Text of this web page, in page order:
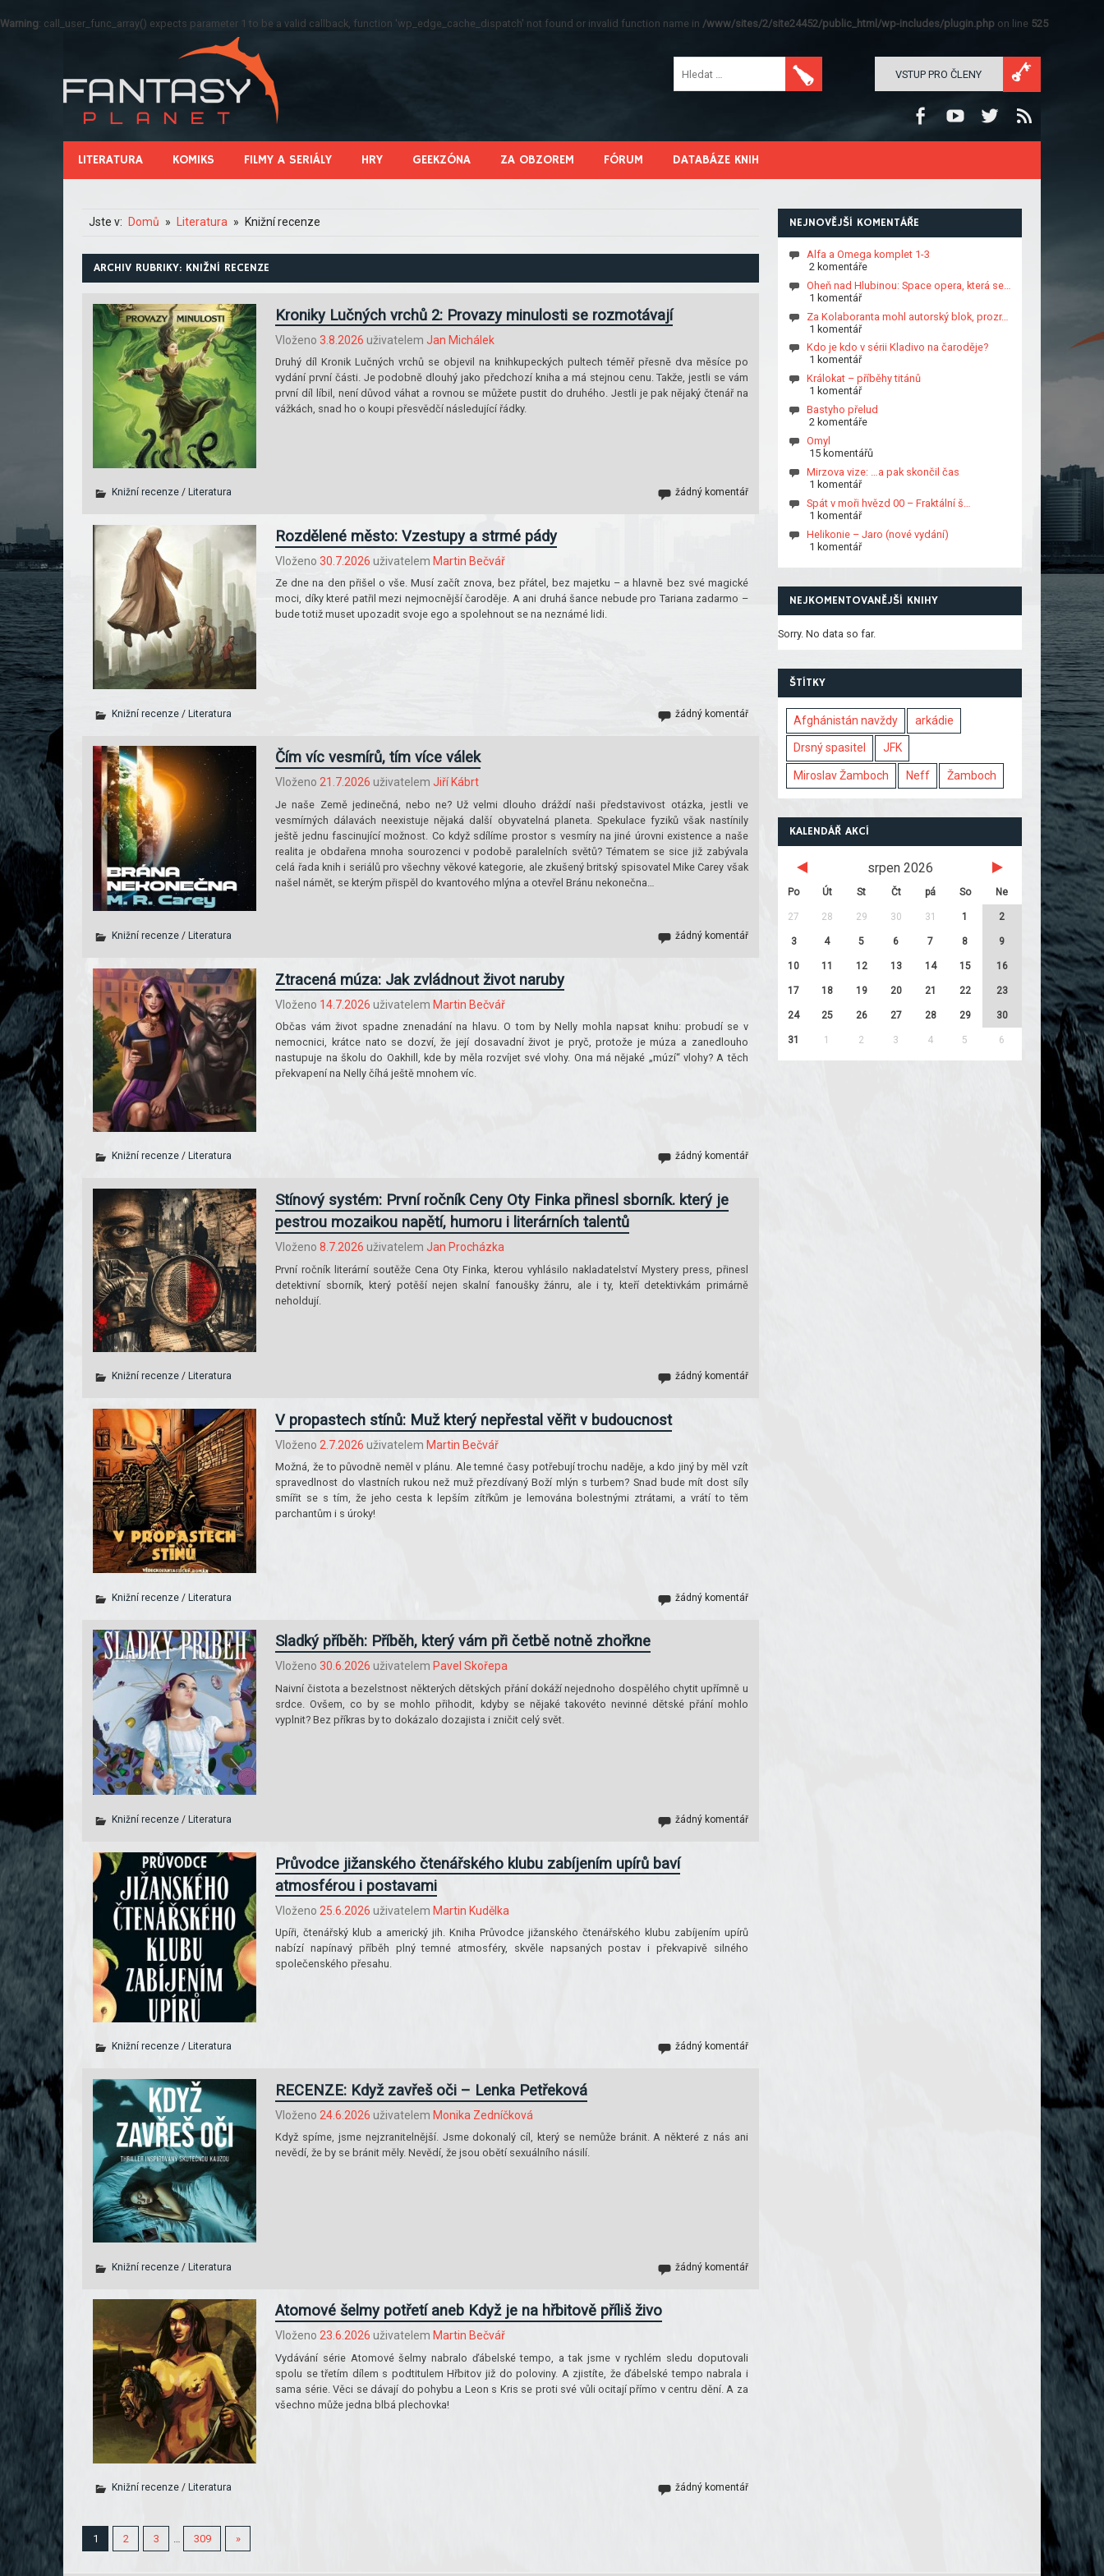
Warning: call_user_func_array() expects parameter 1 to be a valid callback, function 'wp_edge_cache_dispatch' not found or invalid function name in /www/sites/2/site24452/public_html/wp-includes/plugin.php on line 525
VSTUP PRO ČLENY
LITERATURA KOMIKS FILMY A SERIÁLY HRY GEEKZÓNA ZA OBZOREM FÓRUM DATABÁZE KNIH
Jste v: Domů Literatura Knižní recenze
ARCHIV RUBRIKY: KNIŽNÍ RECENZE
Kroniky Lučných vrchů 2: Provazy minulosti se rozmotávají
Vloženo3.8.2026 uživatelemJan Michálek
Druhý díl Kronik Lučných vrchů se objevil na knihkupeckých pultech téměř přesně dva měsíce po
vydání první části. Je podobně dlouhý jako předchozí kniha a má stejnou cenu. Takže, jestli se vám
první díl líbil, není důvod váhat a rovnou se můžete pustit do druhého. Jestli je pak nějaký čtenář na
vážkách, snad ho o koupi přesvědčí následující řádky.
Knižní recenze/ Literatura žádný komentář
Rozdělené město: Vzestupy a strmé pády
Vloženo30.7.2026 uživatelem Martin Bečvář
Ze dne na den přišel o vše. Musí začít znova, bez přátel, bez majetku – a hlavně bez své magické
moci, díky které patřil mezi nejmocnější čaroděje. A ani druhá šance nebude pro Tariana zadarmo –
bude totiž muset upozadit svoje ego a spolehnout se na neznámé lidi.
Knižní recenze/ Literatura žádný komentář
Čím víc vesmírů, tím více válek
Vloženo21.7.2026 uživatelemJiří Kábrt
Je naše Země jedinečná, nebo ne? Už velmi dlouho dráždí naši představivost otázka, jestli ve
vesmírných dálavách neexistuje nějaká další obyvatelná planeta. Spekulace fyziků však nastínily
ještě jednu fascinující možnost. Co když sdílíme prostor s vesmíry na jiné úrovni existence a naše
realita je obdařena mnoha sourozenci v podobě paralelních světů? Tématem se sice již zabývala
celá řada knih i seriálů pro všechny věkové kategorie, ale zkušený britský spisovatel Mike Carey však
našel námět, se kterým přispěl do kvantového mlýna a otevřel Bránu nekonečna…
Knižní recenze/ Literatura žádný komentář
Ztracená múza: Jak zvládnout život naruby
Vloženo 14.7.2026 uživatelemMartin Bečvář
Občas vám život spadne znenadání na hlavu. O tom by Nelly mohla napsat knihu: probudí se v
nemocnici, krátce nato se dozví, že její dosavadní život je pryč, protože je múza a zanedlouho
nastupuje na školu do Oakhill, kde by měla rozvíjet své vlohy. Ona má nějaké „múzí“ vlohy? A těch
překvapení na Nelly číhá ještě mnohem víc.
Knižní recenze/ Literatura žádný komentář
Stínový systém: První ročník Ceny Oty Finka přinesl sborník. který je
pestrou mozaikou napětí, humoru i literárních talentů
Vloženo8.7.2026 uživatelemJan Procházka
První ročník literární soutěže Cena Oty Finka, kterou vyhlásilo nakladatelství Mystery press, přinesl
detektivní sborník, který potěší nejen skalní fanoušky žánru, ale i ty, kteří detektivkám primárně
neholdují.
Knižní recenze/ Literatura žádný komentář
V propastech stínů: Muž který nepřestal věřit v budoucnost
Vloženo 2.7.2026 uživatelem Martin Bečvář
Možná, že to původně neměl v plánu. Ale temné časy potřebují trochu naděje, a kdo jiný by měl vzít
spravedlnost do vlastních rukou než muž přezdívaný Boží mlýn s turbem? Snad bude mít dost síly
smířit se s tím, že jeho cesta k lepším zítřkům je lemována bolestnými ztrátami, a vrátí to těm
parchantům i s úroky!
Knižní recenze/ Literatura žádný komentář
Sladký příběh: Příběh, který vám při četbě notně zhořkne
Vloženo30.6.2026 uživatelem Pavel Skořepa
Naivní čistota a bezelstnost některých dětských přání dokáží nejednoho dospělého chytit upřímně u
srdce. Ovšem, co by se mohlo přihodit, kdyby se nějaké takovéto nevinné dětské přání mohlo
vyplnit? Bez příkras by to dokázalo dozajista i zničit celý svět.
Knižní recenze/ Literatura žádný komentář
Průvodce jižanského čtenářského klubu zabíjením upírů baví
atmosférou i postavami
Vloženo 25.6.2026 uživatelemMartin Kudělka
Upíři, čtenářský klub a americký jih. Kniha Průvodce jižanského čtenářského klubu zabíjením upírů
nabízí napínavý příběh plný temné atmosféry, skvěle napsaných postav i překvapivě silného
společenského přesahu.
Knižní recenze/ Literatura žádný komentář
RECENZE: Když zavřeš oči – Lenka Petřeková
Vloženo 24.6.2026 uživatelem Monika Zedníčková
Když spíme, jsme nejzranitelnější. Jsme dokonalý cíl, který se nemůže bránit. A některé z nás ani
nevědí, že by se bránit měly. Nevědí, že jsou obětí sexuálního násilí.
Knižní recenze/ Literatura žádný komentář
Atomové šelmy potřetí aneb Když je na hřbitově příliš živo
Vloženo23.6.2026 uživatelem Martin Bečvář
Vydávání série Atomové šelmy nabralo ďábelské tempo, a tak jsme v rychlém sledu doputovali
spolu se třetím dílem s podtitulem Hřbitov již do poloviny. A zjistíte, že ďábelské tempo nabrala i
sama série. Věci se dávají do pohybu a Leon s Kris se proti své vůli ocitají přímo v centru dění. A za
všechno může jedna blbá plechovka!
Knižní recenze/ Literatura žádný komentář
1 2 3 309 »
NEJNOVĚJŠÍ KOMENTÁŘE
Alfa a Omega komplet 1-3
2 komentáře
Oheň nad Hlubinou: Space opera, která se…
1 komentář
Za Kolaboranta mohl autorský blok, prozr…
1 komentář
Kdo je kdo v sérii Kladivo na čaroděje?
1 komentář
Králokat – příběhy titánů
1 komentář
Bastyho přelud
2 komentáře
Omyl
15 komentářů
Mirzova vize: …a pak skončil čas
1 komentář
Spát v moři hvězd 00 – Fraktální š…
1 komentář
Helikonie – Jaro (nové vydání)
1 komentář
NEJKOMENTOVANĚJŠÍ KNIHY
Sorry. No data so far.
ŠTÍTKY
Afghánistán navždy arkádie
Drsný spasitel JFK
Miroslav Žamboch Neff Žamboch
KALENDÁŘ AKCÍ
srpen 2026
Po Út St Čt pá So Ne
27 28 29 30 31 1 2
3 4 5 6 7 8 9
10 11 12 13 14 15 16
17 18 19 20 21 22 23
24 25 26 27 28 29 30
31 1 2 3 4 5 6